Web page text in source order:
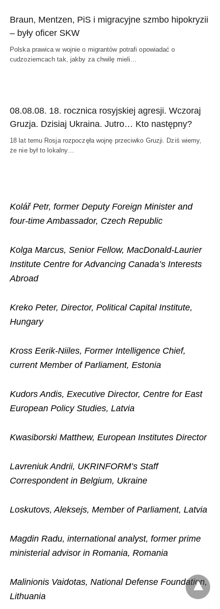
Braun, Mentzen, PiS i migracyjne szmbo hipokryzii
– były oficer SKW
Polska prawica w wojnie o migrantów potrafi opowiadać o
cudzoziemcach tak, jakby za chwilę mieli…
08.08.08. 18. rocznica rosyjskiej agresji. Wczoraj
Gruzja. Dzisiaj Ukraina. Jutro… Kto następny?
18 lat temu Rosja rozpoczęła wojnę przeciwko Gruzji. Dziś wiemy,
że nie był to lokalny…
Kolář Petr, former Deputy Foreign Minister and
four-time Ambassador, Czech Republic
Kolga Marcus, Senior Fellow, MacDonald-Laurier
Institute Centre for Advancing Canada’s Interests
Abroad
Kreko Peter, Director, Political Capital Institute,
Hungary
Kross Eerik-Niiles, Former Intelligence Chief,
current Member of Parliament, Estonia
Kudors Andis, Executive Director, Centre for East
European Policy Studies, Latvia
Kwasiborski Matthew, European Institutes Director
Lavreniuk Andrii, UKRINFORM’s Staff
Correspondent in Belgium, Ukraine
Loskutovs, Aleksejs, Member of Parliament, Latvia
Magdin Radu, international analyst, former prime
ministerial advisor in Romania, Romania
Malinionis Vaidotas, National Defense Foundation,
Lithuania